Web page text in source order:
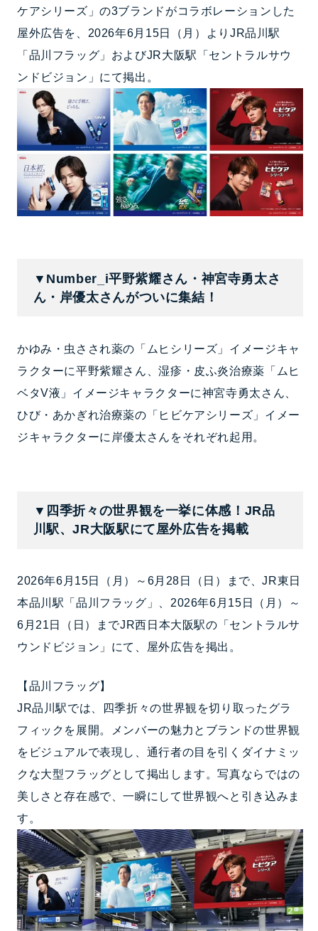
ケアシリーズ」の3ブランドがコラボレーションした
屋外広告を、2026年6月15日（月）よりJR品川駅
「品川フラッグ」およびJR大阪駅「セントラルサウ
ンドビジョン」にて掲出。
▼Number_i平野紫耀さん・神宮寺勇太さ
ん・岸優太さんがついに集結！
かゆみ・虫さされ薬の「ムヒシリーズ」イメージキャ
ラクターに平野紫耀さん、湿疹・皮ふ炎治療薬「ムヒ
ベタV液」イメージキャラクターに神宮寺勇太さん、
ひび・あかぎれ治療薬の「ヒビケアシリーズ」イメー
ジキャラクターに岸優太さんをそれぞれ起用。
▼四季折々の世界観を一挙に体感！JR品
川駅、JR大阪駅にて屋外広告を掲載
2026年6月15日（月）～6月28日（日）まで、JR東日
本品川駅「品川フラッグ」、2026年6月15日（月）～
6月21日（日）までJR西日本大阪駅の「セントラルサ
ウンドビジョン」にて、屋外広告を掲出。
【品川フラッグ】
JR品川駅では、四季折々の世界観を切り取ったグラ
フィックを展開。メンバーの魅力とブランドの世界観
をビジュアルで表現し、通行者の目を引くダイナミッ
クな大型フラッグとして掲出します。写真ならではの
美しさと存在感で、一瞬にして世界観へと引き込みま
す。